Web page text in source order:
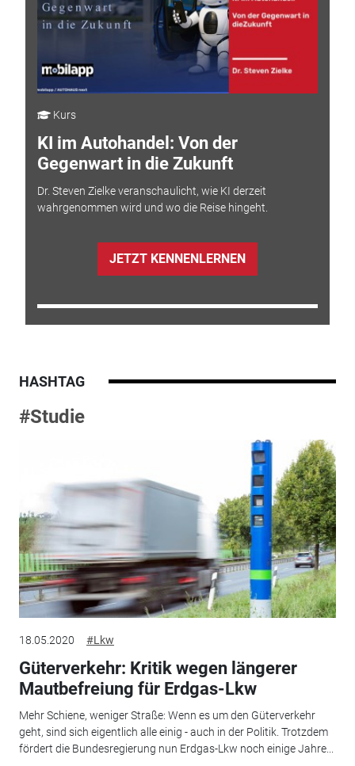
Kurs
KI im Autohandel: Von der
Gegenwart in die Zukunft
Dr. Steven Zielke veranschaulicht, wie KI derzeit
wahrgenommen wird und wo die Reise hingeht.
JETZT KENNENLERNEN
HASHTAG
#Studie
18.05.2020 #Lkw
Güterverkehr: Kritik wegen längerer
Mautbefreiung für Erdgas-Lkw
Mehr Schiene, weniger Straße: Wenn es um den Güterverkehr
geht, sind sich eigentlich alle einig - auch in der Politik. Trotzdem
fördert die Bundesregierung nun Erdgas-Lkw noch einige Jahre...